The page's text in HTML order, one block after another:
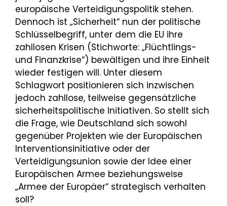
europäische Verteidigungspolitik stehen.
Dennoch ist „Sicherheit“ nun der politische
Schlüsselbegriff, unter dem die EU ihre
zahllosen Krisen (Stichworte: „Flüchtlings-
und Finanzkrise“) bewältigen und ihre Einheit
wieder festigen will. Unter diesem
Schlagwort positionieren sich inzwischen
jedoch zahllose, teilweise gegensätzliche
sicherheitspolitische Initiativen. So stellt sich
die Frage, wie Deutschland sich sowohl
gegenüber Projekten wie der Europäischen
Interventionsinitiative oder der
Verteidigungsunion sowie der Idee einer
Europäischen Armee beziehungsweise
„Armee der Europäer“ strategisch verhalten
soll?